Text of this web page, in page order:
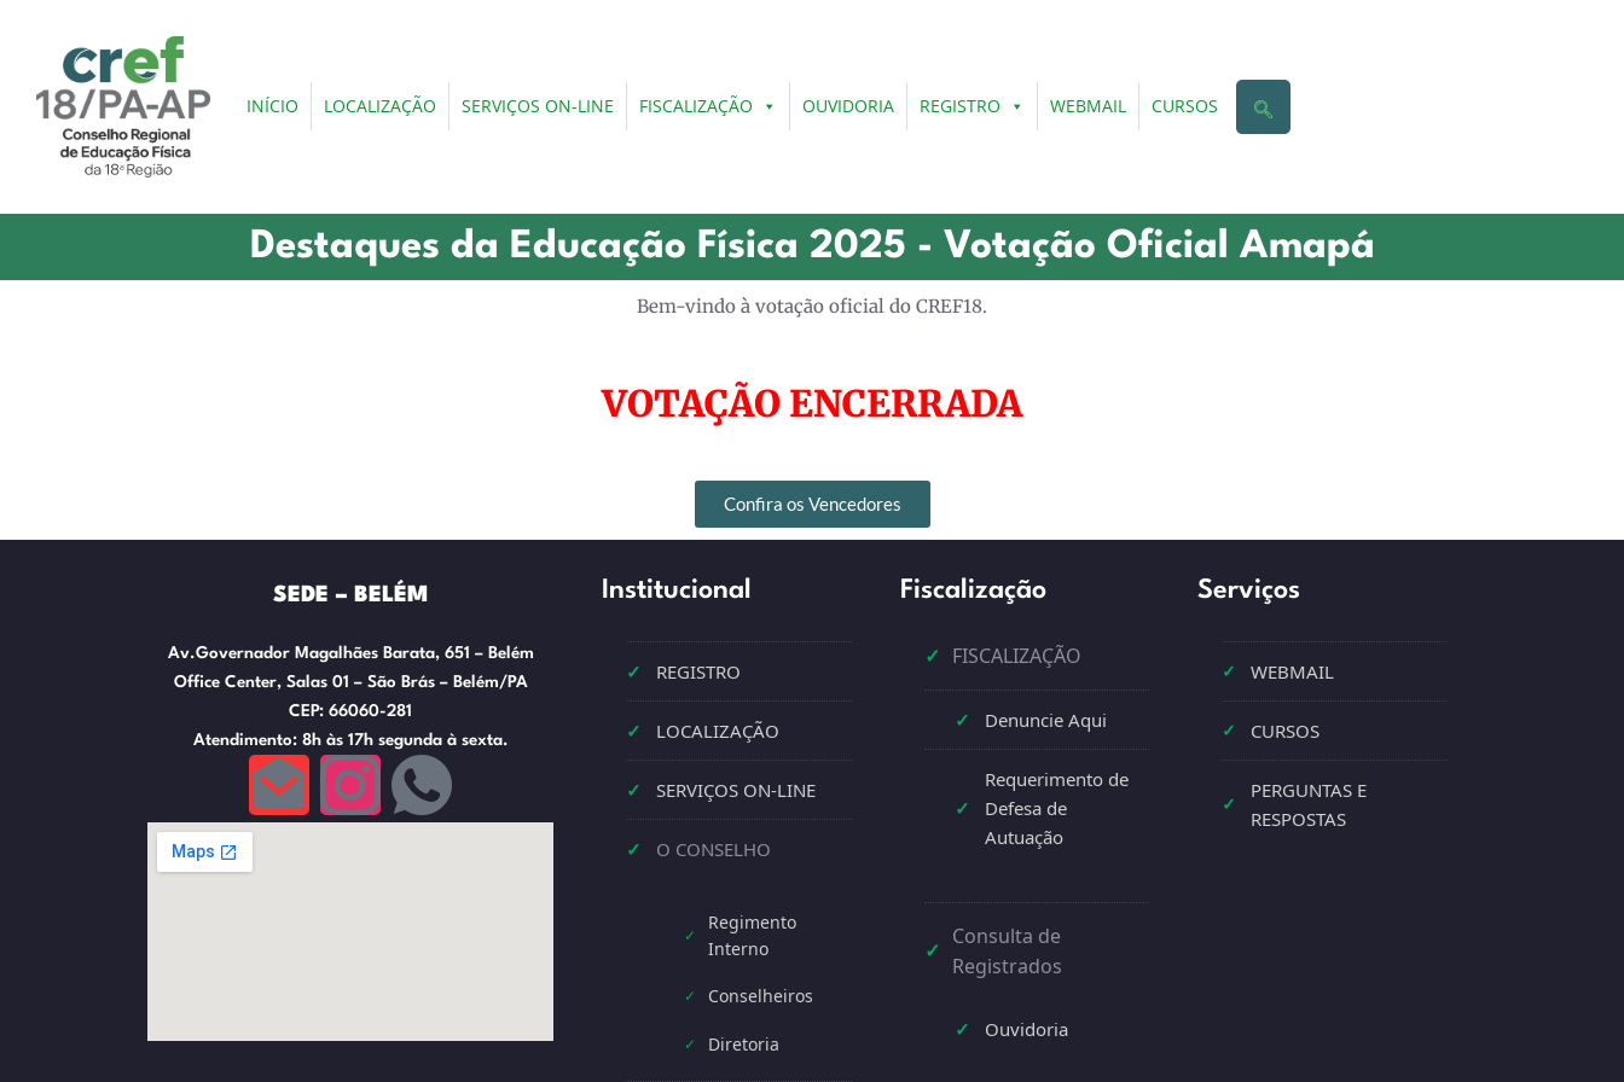
INÍCIO LOCALIZAÇÃO SERVIÇOS ON-LINE FISCALIZAÇÃO OUVIDORIA REGISTRO WEBMAIL CURSOS
Destaques da Educação Física 2025 - Votação Oficial Amapá
Bem-vindo à votação oficial do CREF18.
VOTAÇÃO ENCERRADA
Confira os Vencedores
SEDE – BELÉM
Av.Governador Magalhães Barata, 651 – Belém
Office Center, Salas 01 – São Brás – Belém/PA
CEP: 66060-281
Atendimento: 8h às 17h segunda à sexta.
Institucional
✓ REGISTRO
✓ LOCALIZAÇÃO
✓ SERVIÇOS ON-LINE
✓ O CONSELHO
✓
Regimento
Interno
✓ Conselheiros
✓ Diretoria
Fiscalização
✓ FISCALIZAÇÃO
✓ Denuncie Aqui
✓
Requerimento de
Defesa de
Autuação
✓
Consulta de
Registrados
✓ Ouvidoria
Serviços
✓ WEBMAIL
✓ CURSOS
✓
PERGUNTAS E
RESPOSTAS